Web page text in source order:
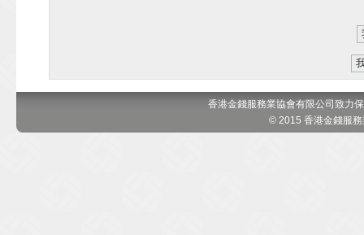
香港金錢服務業協會有限公司致力
© 2015 香港金錢服